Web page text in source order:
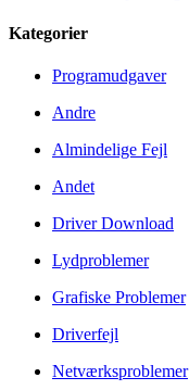
Kategorier
Programudgaver
Andre
Almindelige Fejl
Andet
Driver Download
Lydproblemer
Grafiske Problemer
Driverfejl
Netværksproblemer